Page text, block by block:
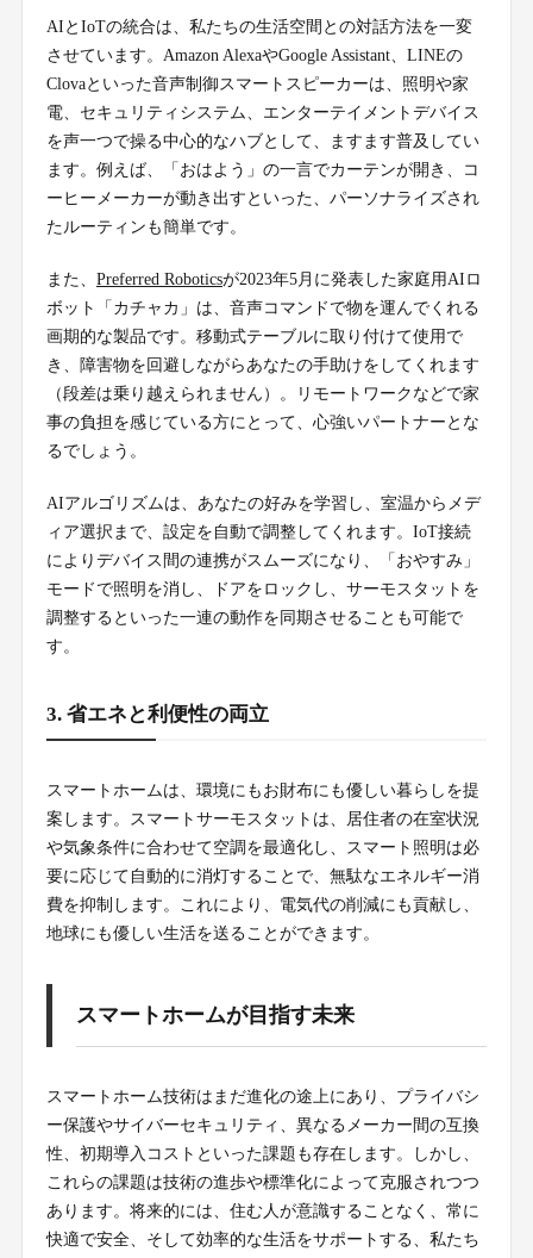
AIとIoTの統合は、私たちの生活空間との対話方法を一変
させています。Amazon AlexaやGoogle Assistant、LINEの
Clovaといった音声制御スマートスピーカーは、照明や家
電、セキュリティシステム、エンターテイメントデバイス
を声一つで操る中心的なハブとして、ますます普及してい
ます。例えば、「おはよう」の一言でカーテンが開き、コ
ーヒーメーカーが動き出すといった、パーソナライズされ
たルーティンも簡単です。
また、 Preferred Roboticsが2023年5月に発表した家庭用AIロ
ボット「カチャカ」は、音声コマンドで物を運んでくれる
画期的な製品です。移動式テーブルに取り付けて使用で
き、障害物を回避しながらあなたの手助けをしてくれます
（段差は乗り越えられません）。リモートワークなどで家
事の負担を感じている方にとって、心強いパートナーとな
るでしょう。
AIアルゴリズムは、あなたの好みを学習し、室温からメデ
ィア選択まで、設定を自動で調整してくれます。IoT接続
によりデバイス間の連携がスムーズになり、「おやすみ」
モードで照明を消し、ドアをロックし、サーモスタットを
調整するといった一連の動作を同期させることも可能で
す。
3. 省エネと利便性の両立
スマートホームは、環境にもお財布にも優しい暮らしを提
案します。スマートサーモスタットは、居住者の在室状況
や気象条件に合わせて空調を最適化し、スマート照明は必
要に応じて自動的に消灯することで、無駄なエネルギー消
費を抑制します。これにより、電気代の削減にも貢献し、
地球にも優しい生活を送ることができます。
スマートホームが目指す未来
スマートホーム技術はまだ進化の途上にあり、プライバシ
ー保護やサイバーセキュリティ、異なるメーカー間の互換
性、初期導入コストといった課題も存在します。しかし、
これらの課題は技術の進歩や標準化によって克服されつつ
あります。将来的には、住む人が意識することなく、常に
快適で安全、そして効率的な生活をサポートする、私たち